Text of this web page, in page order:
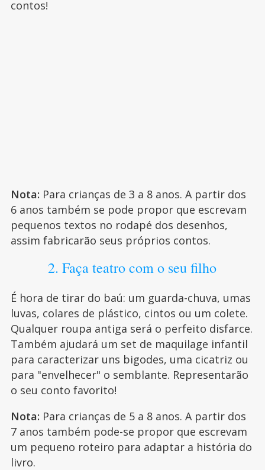
contos!
Nota: Para crianças de 3 a 8 anos. A partir dos
6 anos também se pode propor que escrevam
pequenos textos no rodapé dos desenhos,
assim fabricarão seus próprios contos.
2. Faça teatro com o seu filho
É hora de tirar do baú: um guarda-chuva, umas
luvas, colares de plástico, cintos ou um colete.
Qualquer roupa antiga será o perfeito disfarce.
Também ajudará um set de maquilage infantil
para caracterizar uns bigodes, uma cicatriz ou
para "envelhecer" o semblante. Representarão
o seu conto favorito!
Nota: Para crianças de 5 a 8 anos. A partir dos
7 anos também pode-se propor que escrevam
um pequeno roteiro para adaptar a história do
livro.